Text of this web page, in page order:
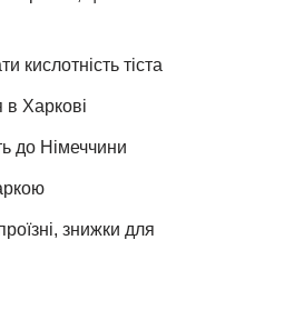
кислотність тіста
в Харкові
до Німеччини
знижки для